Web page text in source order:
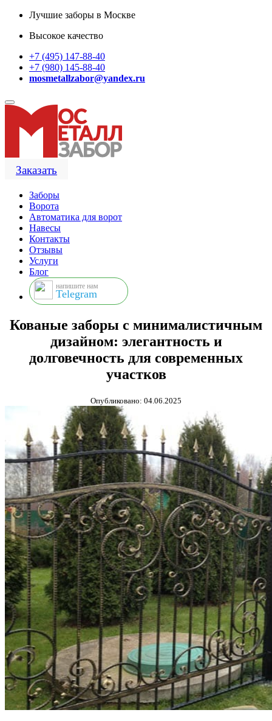
Лучшие заборы в Москве
Высокое качество
+7 (495) 147-88-40
+7 (980) 145-88-40
mosmetallzabor@yandex.ru
Заказать
Заборы
Ворота
Автоматика для ворот
Навесы
Контакты
Отзывы
Услуги
Блог
напишите нам
Telegram
Кованые заборы с минималистичным
дизайном: элегантность и
долговечность для современных
участков
Опубликовано: 04.06.2025